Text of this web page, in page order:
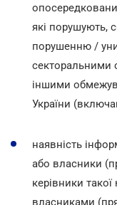
які порушують,
порушенню /
секторальними
іншими
України
наявність
або власники
керівники
власниками